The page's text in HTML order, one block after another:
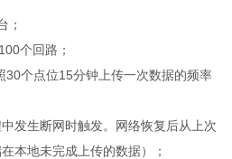
；
个回路；
30个点位15分钟上传一次数据的频率
发生断网时触发。网络恢复后从上次
本地未完成上传的数据）；